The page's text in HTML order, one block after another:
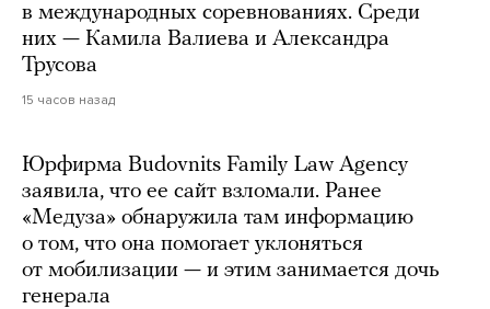
в международных соревнованиях. Среди
них — Камила Валиева и Александра
Трусова
15 часов назад
Юрфирма Budovnits Family Law Agency
заявила, что ее сайт взломали. Ранее
«Медуза» обнаружила там информацию
о том, что она помогает уклоняться
от мобилизации — и этим занимается дочь
генерала